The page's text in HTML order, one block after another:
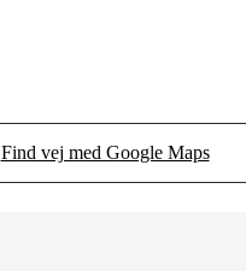
Find vej med Google Maps
(Opens in new tab)